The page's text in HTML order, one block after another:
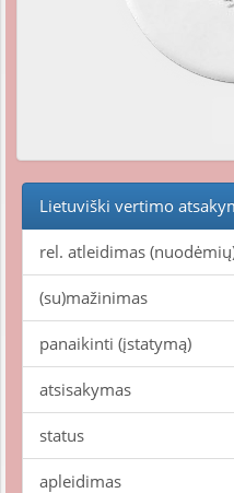
Lietuviški vertimo
rel. atleidimas
(su)mažinimas
panaikinti (įstatymą)
atsisakymas
status
apleidimas